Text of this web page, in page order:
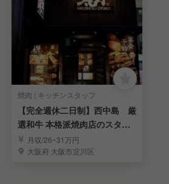
焼肉 | キッチンスタッフ
【完全週休二日制】西中島 厳
選和牛 本格派焼肉店のスタッ
フを募集！！
月収/26~31万円
大阪府 大阪市淀川区